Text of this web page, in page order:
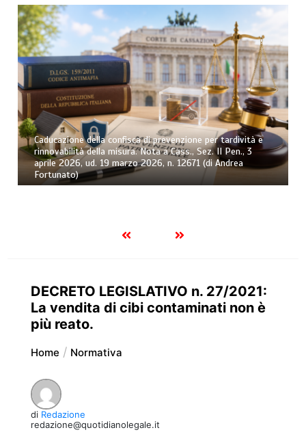
Osservatorio sull’esecuzione forzata civile – Trimestre n.
2/2026 (di Andrea Greco)
DECRETO LEGISLATIVO n. 27/2021:
La vendita di cibi contaminati non è
più reato.
Home Normativa
di Redazione
redazione@quotidianolegale.it